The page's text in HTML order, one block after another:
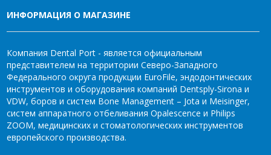
ИНФОРМАЦИЯ О МАГАЗИНЕ
Компания Dental Port - является официальным
представителем на территории Северо-Западного
Федерального округа продукции EuroFile, эндодонтических
инструментов и оборудования компаний Dentsply-Sirona и
VDW, боров и систем Bone Management – Jota и Meisinger,
систем аппаратного отбеливания Opalescence и Philips
ZOOM, медицинских и стоматологических инструментов
европейского производства.